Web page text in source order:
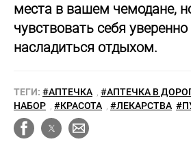
места в вашем чемодане,
чувствовать себя
насладиться отдыхом.
ТЕГИ: #АПТЕЧКА #АПТЕЧКА В
НАБОР
#КРАСОТА #ЛЕКАРСТВА